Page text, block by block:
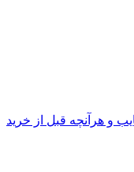
و هرآنچه قبل از خرید